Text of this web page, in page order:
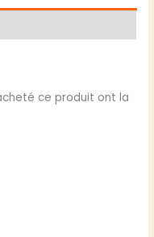
ce produit ont la